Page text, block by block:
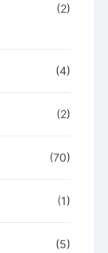
(2)
(4)
(2)
(70)
(1)
(5)